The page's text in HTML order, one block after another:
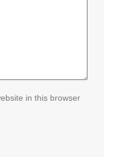
in this browser